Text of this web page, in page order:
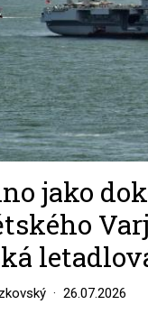
jako
26.07.2026